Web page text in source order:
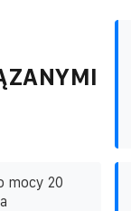
mocy 20